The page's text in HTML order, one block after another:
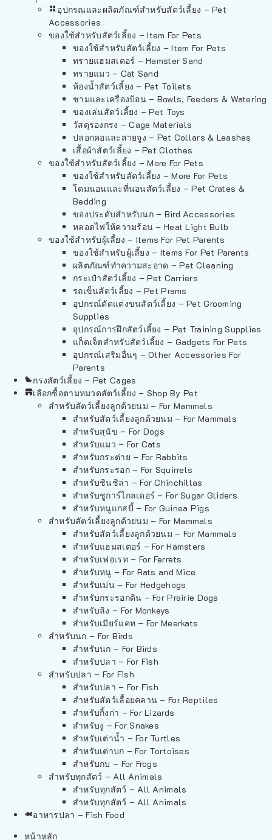
อุปกรณและผลิตภัณฑ์สำหรับสัตว์เลี้ยง – Pet
Accessories
ของใช้สำหรับสัตว์เลี้ยง – Item For Pets
ของใช้สำหรับสัตว์เลี้ยง – Item For Pets
ทรายแฮมสเตอร์ – Hamster Sand
ทรายแมว – Cat Sand
ห้องน้ำสัตว์เลี้ยง – Pet Toilets
ชามและเครื่องป้อน – Bowls, Feeders & Watering
ของเล่นสัตว์เลี้ยง – Pet Toys
วัสดุรองกรง – Cage Materials
ปลอกคอและสายจูง – Pet Collars & Leashes
เสื้อผ้าสัตว์เลี้ยง – Pet Clothes
ของใช้สำหรับสัตว์เลี้ยง – More For Pets
ของใช้สำหรับสัตว์เลี้ยง – More For Pets
โดมนอนและที่นอนสัตว์เลี้ยง – Pet Crates &
Bedding
ของประดับสำหรับนก – Bird Accessories
หลอดไฟให้ความร้อน – Heat Light Bulb
ของใช้สำหรับผู้เลี้ยง – Items For Pet Parents
ของใช้สำหรับผู้เลี้ยง – Items For Pet Parents
ผลิตภัณฑ์ทำความสะอาด – Pet Cleaning
กระเป๋าสัตว์เลี้ยง – Pet Carriers
รถเข็นสัตว์เลี้ยง – Pet Prams
อุปกรณ์ตัดแต่งขนสัตว์เลี้ยง – Pet Grooming
Supplies
อุปกรณ์การฝึกสัตว์เลี้ยง – Pet Training Supplies
แก็ดเจ็ตสำหรับสัตว์เลี้ยง – Gadgets For Pets
อุปกรณ์เสริมอื่นๆ – Other Accessories For
Parents
กรงสัตว์เลี้ยง – Pet Cages
เลือกซื้อตามหมวดสัตว์เลี้ยง – Shop By Pet
สำหรับสัตว์เลี้ยงลูกด้วยนม – For Mammals
สำหรับสัตว์เลี้ยงลูกด้วยนม – For Mammals
สำหรับสุนัข – For Dogs
สำหรับแมว – For Cats
สำหรับกระต่าย – For Rabbits
สำหรับกระรอก – For Squirrels
สำหรับชินชิล่า – For Chinchillas
สำหรับชูการ์ไกลเดอร์ – For Sugar Gliders
สำหรับหนูแกสบี้ – For Guinea Pigs
สำหรับสัตว์เลี้ยงลูกด้วยนม – For Mammals
สำหรับสัตว์เลี้ยงลูกด้วยนม – For Mammals
สำหรับแฮมสเตอร์ – For Hamsters
สำหรับเฟอเรท – For Ferrets
สำหรับหนู – For Rats and Mice
สำหรับเม่น – For Hedgehogs
สำหรับกระรอกดิน – For Prairie Dogs
สำหรับลิง – For Monkeys
สำหรับเมียร์แคท – For Meerkats
สำหรับนก – For Birds
สำหรับนก – For Birds
สำหรับปลา – For Fish
สำหรับปลา – For Fish
สำหรับปลา – For Fish
สำหรับสัตว์เลื้อยคลาน – For Reptiles
สำหรับกิ้งก่า – For Lizards
สำหรับงู – For Snakes
สำหรับเต่าน้ำ – For Turtles
สำหรับเต่าบก – For Tortoises
สำหรับกบ – For Frogs
สำหรับทุกสัตว์ – All Animals
สำหรับทุกสัตว์ – All Animals
สำหรับทุกสัตว์ – All Animals
อาหารปลา – Fish Food
หน้าหลัก